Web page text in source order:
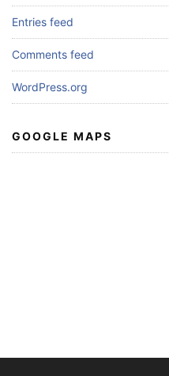
Entries feed
Comments feed
WordPress.org
GOOGLE MAPS